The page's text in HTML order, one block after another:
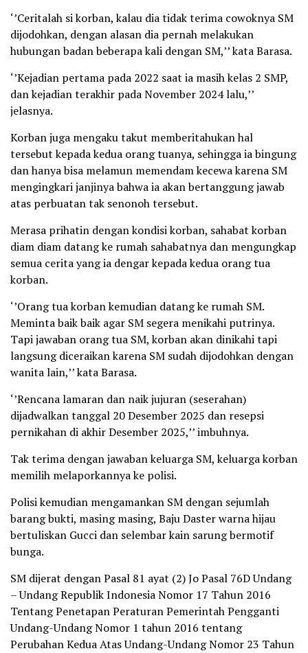
‘’Ceritalah si korban, kalau dia tidak terima cowoknya SM
dijodohkan, dengan alasan dia pernah melakukan
hubungan badan beberapa kali dengan SM,’’ kata Barasa.
‘’Kejadian pertama pada 2022 saat ia masih kelas 2 SMP,
dan kejadian terakhir pada November 2024 lalu,’’
jelasnya.
Korban juga mengaku takut memberitahukan hal
tersebut kepada kedua orang tuanya, sehingga ia bingung
dan hanya bisa melamun memendam kecewa karena SM
mengingkari janjinya bahwa ia akan bertanggung jawab
atas perbuatan tak senonoh tersebut.
Merasa prihatin dengan kondisi korban, sahabat korban
diam diam datang ke rumah sahabatnya dan mengungkap
semua cerita yang ia dengar kepada kedua orang tua
korban.
‘’Orang tua korban kemudian datang ke rumah SM.
Meminta baik baik agar SM segera menikahi putrinya.
Tapi jawaban orang tua SM, korban akan dinikahi tapi
langsung diceraikan karena SM sudah dijodohkan dengan
wanita lain,’’ kata Barasa.
‘’Rencana lamaran dan naik jujuran (seserahan)
dijadwalkan tanggal 20 Desember 2025 dan resepsi
pernikahan di akhir Desember 2025,’’ imbuhnya.
Tak terima dengan jawaban keluarga SM, keluarga korban
memilih melaporkannya ke polisi.
Polisi kemudian mengamankan SM dengan sejumlah
barang bukti, masing masing, Baju Daster warna hijau
bertuliskan Gucci dan selembar kain sarung bermotif
bunga.
SM dijerat dengan Pasal 81 ayat (2) Jo Pasal 76D Undang
– Undang Republik Indonesia Nomor 17 Tahun 2016
Tentang Penetapan Peraturan Pemerintah Pengganti
Undang-Undang Nomor 1 tahun 2016 tentang
Perubahan Kedua Atas Undang-Undang Nomor 23 Tahun